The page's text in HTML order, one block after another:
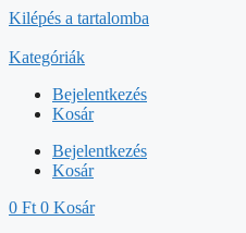
Kilépés a tartalomba
Kategóriák
Bejelentkezés
Kosár
Bejelentkezés
Kosár
0 Ft 0 Kosár